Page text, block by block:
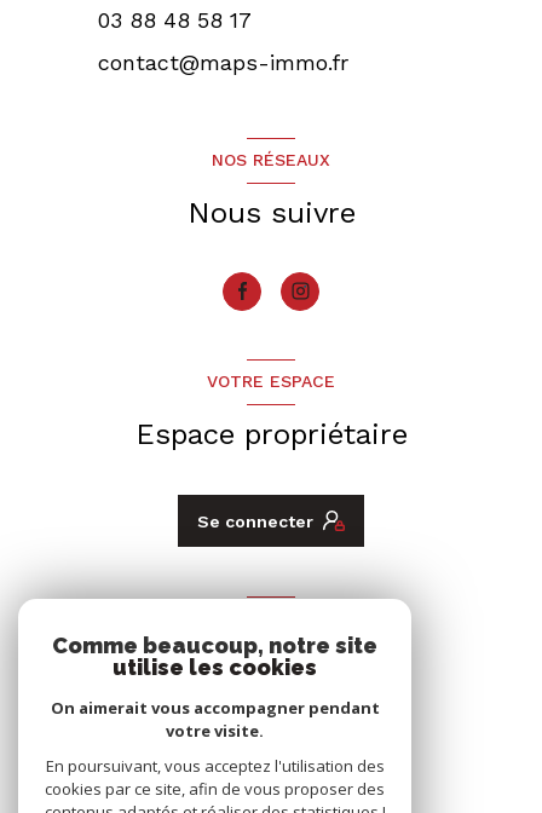
03 88 48 58 17
contact@maps-immo.fr
NOS RÉSEAUX
Nous suivre
VOTRE ESPACE
Espace propriétaire
Se connecter
Nous adhérons
Comme beaucoup, notre site
utilise les cookies
On aimerait vous accompagner pendant
votre visite.
En poursuivant, vous acceptez l'utilisation des
cookies par ce site, afin de vous proposer des